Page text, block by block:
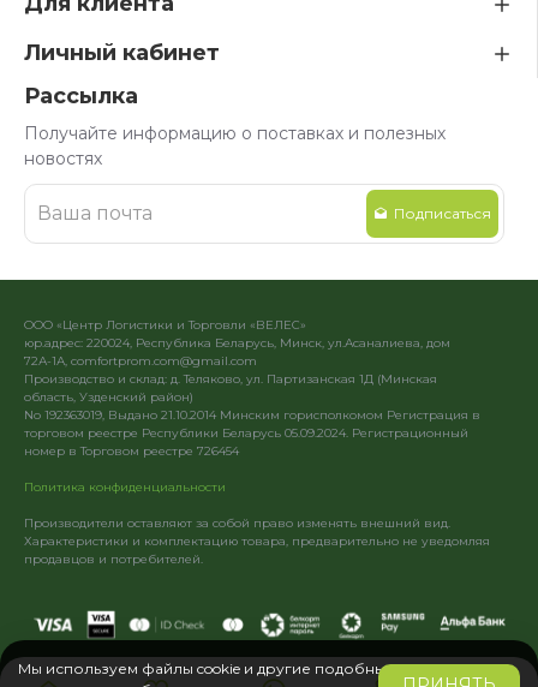
Личный кабинет
Рассылка
Получайте информацию о поставках и полезных
новостях
Подписаться
ООО «Центр Логистики и Торговли «ВЕЛЕС»
юр.адрес: 220024, Республика Беларусь, Минск, ул.Асаналиева, дом
72А-1А, comfortprom.com@gmail.com
Производство и склад: д. Теляково, ул. Партизанская 1Д (Минская
область, Узденский район)
No 192363019, Выдано 21.10.2014 Минским горисполкомом Регистрация в
торговом реестре Республики Беларусь 05.09.2024. Регистрационный
номер в Торговом реестре 726454
Политика конфиденциальности
Производители оставляют за собой право изменять внешний вид.
Характеристики и комплектацию товара, предварительно не уведомляя
продавцов и потребителей.
Мы используем файлы cookie и другие подобные